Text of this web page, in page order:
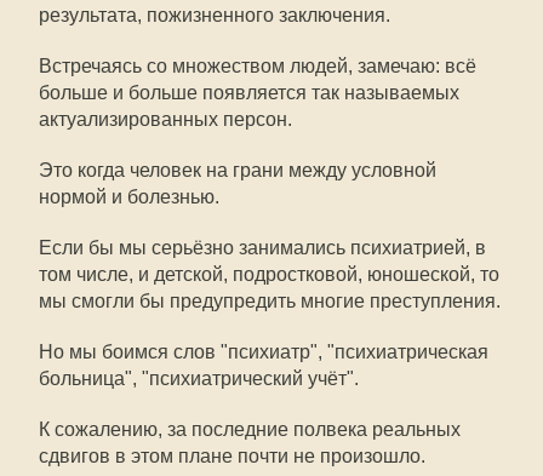
результата, пожизненного заключения.
Встречаясь со множеством людей, замечаю: всё
больше и больше появляется так называемых
актуализированных персон.
Это когда человек на грани между условной
нормой и болезнью.
Если бы мы серьёзно занимались психиатрией, в
том числе, и детской, подростковой, юношеской, то
мы смогли бы предупредить многие преступления.
Но мы боимся слов "психиатр", "психиатрическая
больница", "психиатрический учёт".
К сожалению, за последние полвека реальных
сдвигов в этом плане почти не произошло.